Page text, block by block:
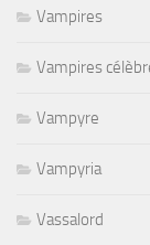
Vampires
Vampires
Vampyre
Vampyria
Vassalord